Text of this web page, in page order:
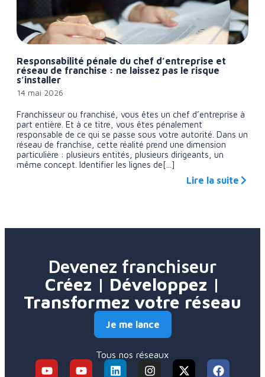
Responsabilité pénale du chef d’entreprise et
réseau de franchise : ne laissez pas le risque
s’installer
14 mai 2026
Franchisseur ou franchisé, vous êtes un chef d’entreprise à
part entière. Et à ce titre, vous êtes pénalement
responsable de ce qui se passe sous votre autorité. Dans un
réseau de franchise, cette réalité prend une dimension
particulière : plusieurs entités, plusieurs dirigeants, un
même concept. Identifier les lignes de[...]
Lire la suite
Devenez franchiseur
Créez | Développez |
Transformez votre réseau
Je me lance
Tous nos réseaux